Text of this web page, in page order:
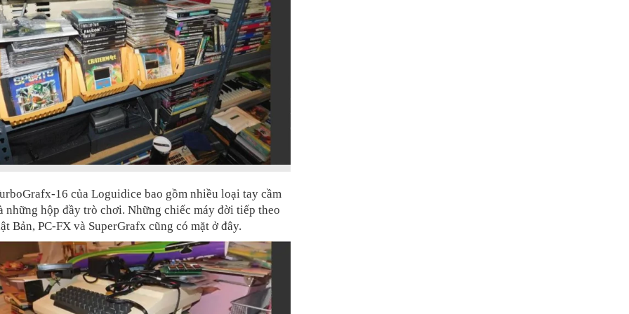
16 của Loguidice bao gồm nhiều loại tay cầm
những hộp đầy trò chơi. Những chiếc máy đời tiếp theo
Bản, PC-FX và SuperGrafx cũng có mặt ở đây.